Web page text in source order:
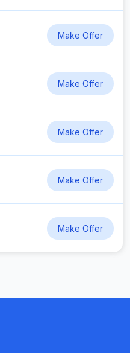
Make Offer
Make Offer
Make Offer
Make Offer
Make Offer